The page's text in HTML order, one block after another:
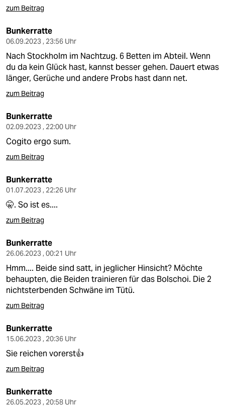
fragen & hilfe
unterstützen
abo
genossenschaft
epaper login
zum Beitrag
Bunkerratte
06.09.2023 , 23:56 Uhr
Nach Stockholm im Nachtzug. 6 Betten im Abteil. Wenn
du da kein Glück hast, kannst besser gehen. Dauert etwas
länger, Gerüche und andere Probs hast dann net.
zum Beitrag
Bunkerratte
02.09.2023 , 22:00 Uhr
Cogito ergo sum.
zum Beitrag
Bunkerratte
01.07.2023 , 22:26 Uhr
🤫. So ist es....
zum Beitrag
Bunkerratte
26.06.2023 , 00:21 Uhr
Hmm.... Beide sind satt, in jeglicher Hinsicht? Möchte
behaupten, die Beiden trainieren für das Bolschoi. Die 2
nichtsterbenden Schwäne im Tütü.
zum Beitrag
Bunkerratte
15.06.2023 , 20:36 Uhr
Sie reichen vorerst👍
zum Beitrag
Bunkerratte
26.05.2023 , 20:58 Uhr